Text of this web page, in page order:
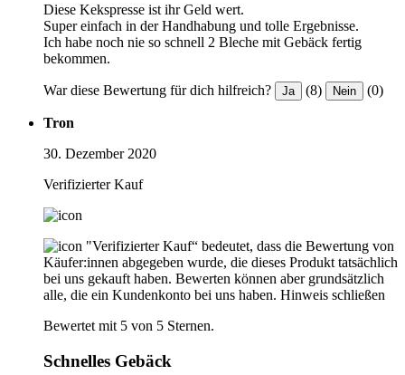
Diese Kekspresse ist ihr Geld wert.
Super einfach in der Handhabung und tolle Ergebnisse.
Ich habe noch nie so schnell 2 Bleche mit Gebäck fertig
bekommen.
War diese Bewertung für dich hilfreich? Ja (8) Nein (0)
Tron
30. Dezember 2020
Verifizierter Kauf
"Verifizierter Kauf“ bedeutet, dass die Bewertung von
Käufer:innen abgegeben wurde, die dieses Produkt tatsächlich
bei uns gekauft haben. Bewerten können aber grundsätzlich
alle, die ein Kundenkonto bei uns haben. Hinweis schließen
Bewertet mit 5 von 5 Sternen.
Schnelles Gebäck